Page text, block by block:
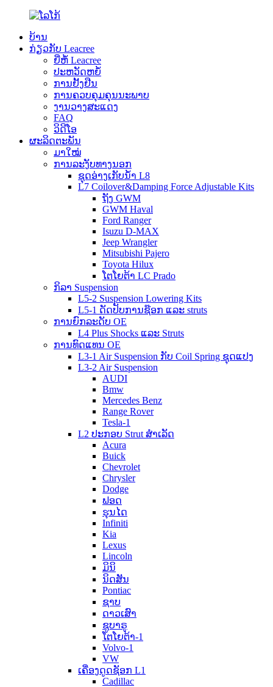
ບ້ານ
ກ່ຽວກັບ Leacree
ຍີ່ຫໍ້ Leacree
ປະຫວັດຫຍໍ້
ການຢັ້ງຢືນ
ການຄວບຄຸມຄຸນນະພາບ
ງານວາງສະແດງ
FAQ
ວິດີໂອ
ຜະລິດຕະພັນ
ມາໃໝ່
ການລະງັບທາງນອກ
ຊຸດອ່າງເກັບນ້ຳ L8
L7 Coilover&Damping Force Adjustable Kits
ຖັງ GWM
GWM Haval
Ford Ranger
Isuzu D-MAX
Jeep Wrangler
Mitsubishi Pajero
Toyota Hilux
ໂຕໂຍຕ້າ LC Prado
ກິລາ Suspension
L5-2 Suspension Lowering Kits
L5-1 ດັດປັບການຊ໊ອກ ແລະ struts
ການຍົກລະດັບ OE
L4 Plus Shocks ແລະ Struts
ການທົດແທນ OE
L3-1 Air Suspension ກັບ Coil Spring ຊຸດແປງ
L3-2 Air Suspension
AUDI
Bmw
Mercedes Benz
Range Rover
Tesla-1
L2 ປະກອບ Strut ສໍາເລັດ
Acura
Buick
Chevrolet
Chrysler
Dodge
ຟອດ
ຮຸນໄດ
Infiniti
Kia
Lexus
Lincoln
ມິນິ
ນິດສັນ
Pontiac
ຊາບ
ດາວເສົາ
ຊູບາຣູ
ໂຕໂຍຕ້າ-1
Volvo-1
VW
ເຄື່ອງດູດຊັອກ L1
Cadillac